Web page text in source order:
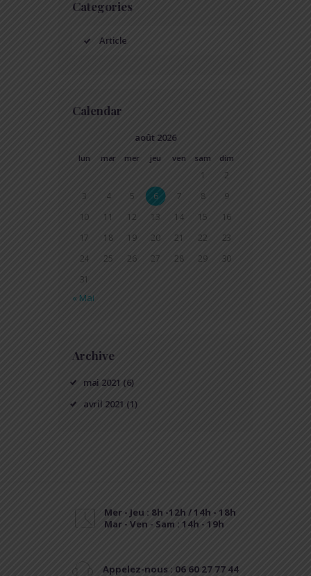
Categories
Article
Calendar
août 2026
lun mar mer jeu ven sam dim
1
2
3
4 5 6 7 8
9
10
11 12 13 14 15
16
17
18 19 20 21 22
23
24
25 26 27 28 29
30
31
« Mai
Archive
mai 2021 (6)
avril 2021 (1)
Mer - Jeu : 8h -12h / 14h - 18h
Mar - Ven - Sam : 14h - 19h
Appelez-nous : 06 60 27 77 44